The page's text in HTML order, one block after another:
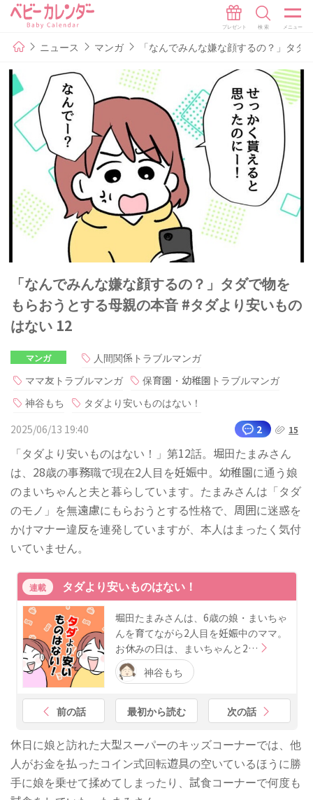
ニュース マンガ 「なんでみんな嫌な顔するの？」タ
「なんでみんな嫌な顔するの？」タダで物を
もらおうとする母親の本音 #タダより安いもの
はない 12
マンガ
人間関係トラブルマンガ
ママ友トラブルマンガ
保育園・幼稚園トラブルマンガ
神谷もち
タダより安いものはない！
2025/06/13 19:40
2 15
「タダより安いものはない！」第12話。堀田たまみさん
は、28歳の事務職で現在2人目を妊娠中。幼稚園に通う娘
のまいちゃんと夫と暮らしています。たまみさんは「タダ
のモノ」を無遠慮にもらおうとする性格で、周囲に迷惑を
かけマナー違反を連発していますが、本人はまったく気付
いていません。
連載 タダより安いものはない！
堀田たまみさんは、6歳の娘・まいちゃ
んを育てながら2人目を妊娠中のママ。
お休みの日は、まいちゃんと2…
神谷もち
前の話 最初から読む 次の話
休日に娘と訪れた大型スーパーのキッズコーナーでは、他
人がお金を払ったコイン式回転遊具の空いているほうに勝
手に娘を乗せて揉めてしまったり、試食コーナーで何度も